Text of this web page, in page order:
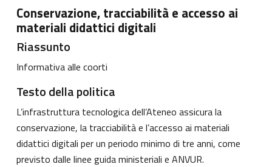
Conservazione, tracciabilità e accesso ai
materiali didattici digitali
Riassunto
Informativa alle coorti
Testo della politica
L’infrastruttura tecnologica dell’Ateneo assicura la
conservazione, la tracciabilità e l’accesso ai materiali
didattici digitali per un periodo minimo di tre anni, come
previsto dalle linee guida ministeriali e ANVUR.